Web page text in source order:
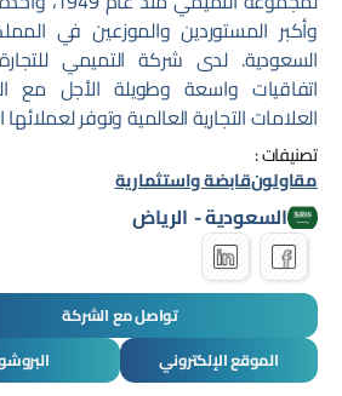
وأكبر المستوردين والموزعين في
السعودية. لدى شركة التميمي
اتفاقيات واسعة وطويلة الأجل مع
العلامات التجارية العالمية وتوفر
تصنيفات :
مقاولونقابضة واستثمارية
السعودية- الرياض
تواصل مع الشركة
الموقع الإلكتروني